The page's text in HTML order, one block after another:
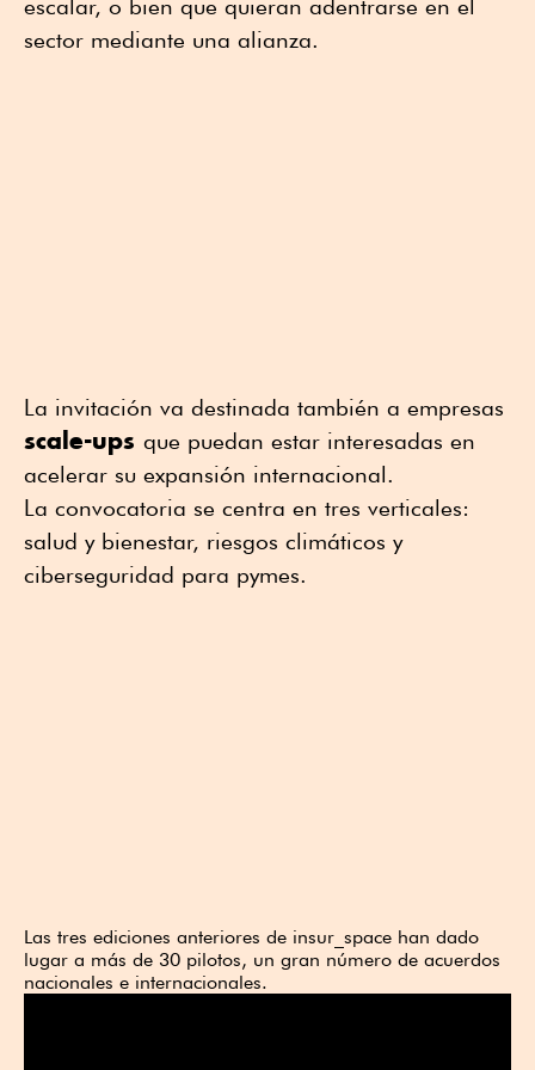
escalar, o bien que quieran adentrarse en el
sector mediante una alianza.
La invitación va destinada también a empresas
scale-ups que puedan estar interesadas en
acelerar su expansión internacional.
La convocatoria se centra en tres verticales:
salud y bienestar, riesgos climáticos y
ciberseguridad para pymes.
Las tres ediciones anteriores de insur_space han dado
lugar a más de 30 pilotos, un gran número de acuerdos
nacionales e internacionales.